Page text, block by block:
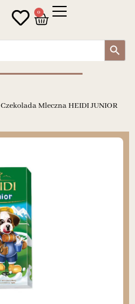
0
Search Button
Czekolada Mleczna HEIDI JUNIOR